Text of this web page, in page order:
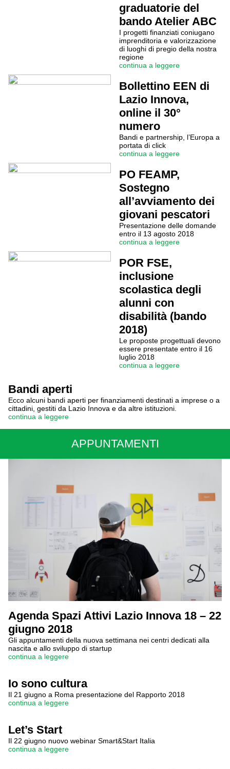
graduatorie del
bando Atelier ABC
I progetti finanziati coniugano
imprenditoria e valorizzazione
di luoghi di pregio della nostra
regione
continua a leggere
Bollettino EEN di
Lazio Innova,
online il 30°
numero
Bandi e partnership, l’Europa a
portata di click
continua a leggere
PO FEAMP,
Sostegno
all’avviamento dei
giovani pescatori
Presentazione delle domande
entro il 13 agosto 2018
continua a leggere
POR FSE,
inclusione
scolastica degli
alunni con
disabilità (bando
2018)
Le proposte progettuali devono
essere presentate entro il 16
luglio 2018
continua a leggere
Bandi aperti
Ecco alcuni bandi aperti per finanziamenti destinati a imprese o a
cittadini, gestiti da Lazio Innova e da altre istituzioni.
continua a leggere
APPUNTAMENTI
Agenda Spazi Attivi Lazio Innova 18 – 22
giugno 2018
Gli appuntamenti della nuova settimana nei centri dedicati alla
nascita e allo sviluppo di startup
continua a leggere
Io sono cultura
Il 21 giugno a Roma presentazione del Rapporto 2018
continua a leggere
Let’s Start
Il 22 giugno nuovo webinar Smart&Start Italia
continua a leggere